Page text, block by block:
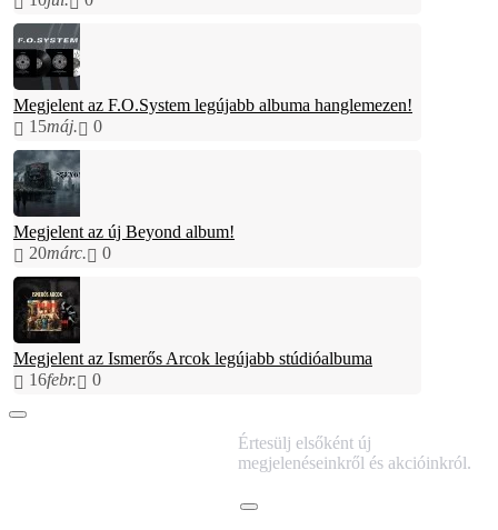
Megjelent az F.O.System legújabb albuma hanglemezen!
15máj. 0
Megjelent az új Beyond album!
20márc. 0
Megjelent az Ismerős Arcok legújabb stúdióalbuma
16febr. 0
Értesülj elsőként új
megjelenéseinkről és akcióinkról.